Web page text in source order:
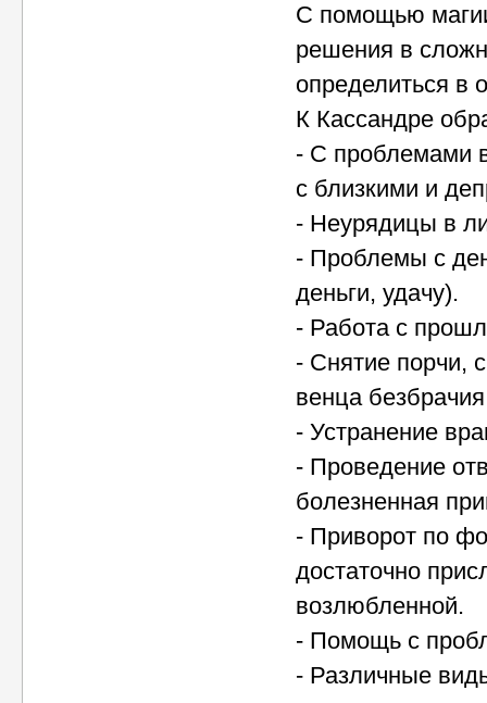
С помощью
решения в
определиться в
К Кассандре
- С проблемами
с близкими и
- Неурядицы в
- Проблемы с
деньги, удачу).
- Работа с
- Снятие порчи,
венца
- Устранение
- Проведение
болезненная
- Приворот по
достаточно
возлюбленной.
- Помощь с
- Различные